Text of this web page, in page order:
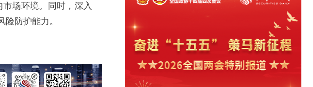
场环境。同时，深入
防护能力。